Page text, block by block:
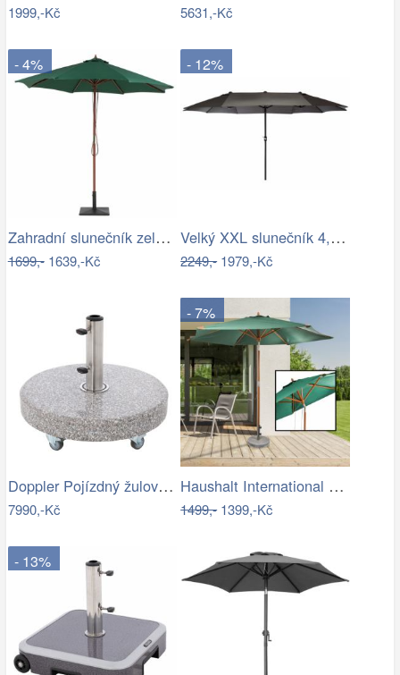
1999,-Kč 5631,-Kč
- 4%
Zahradní slunečník zelený kruhový…
1699,-1639,-Kč
- 12%
Velký XXL slunečník 4,5 m - antracit,…
2249,-1979,-Kč
Doppler Pojízdný žulový stojan s…
7990,-Kč
- 7%
Haushalt International Dřevěný…
1499,-1399,-Kč
- 13%